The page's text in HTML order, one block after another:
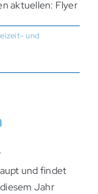
aktuellen: Flyer
und
und findet
Jahr